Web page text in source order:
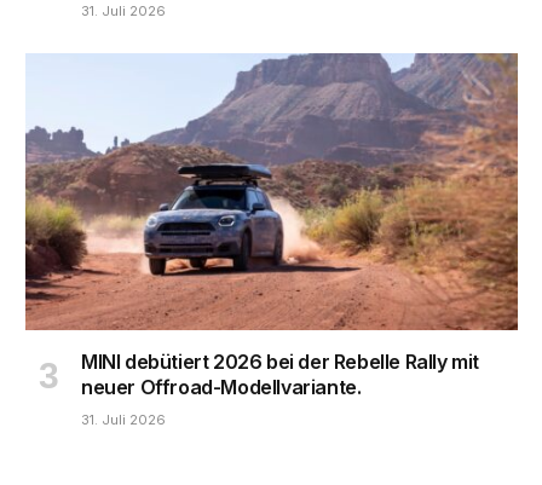
31. Juli 2026
MINI debütiert 2026 bei der Rebelle Rally mit
neuer Offroad-Modellvariante.
31. Juli 2026